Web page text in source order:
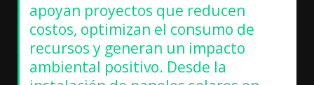
apoyan proyectos que reducen
costos, optimizan el consumo de
recursos y generan un impacto
ambiental positivo. Desde la